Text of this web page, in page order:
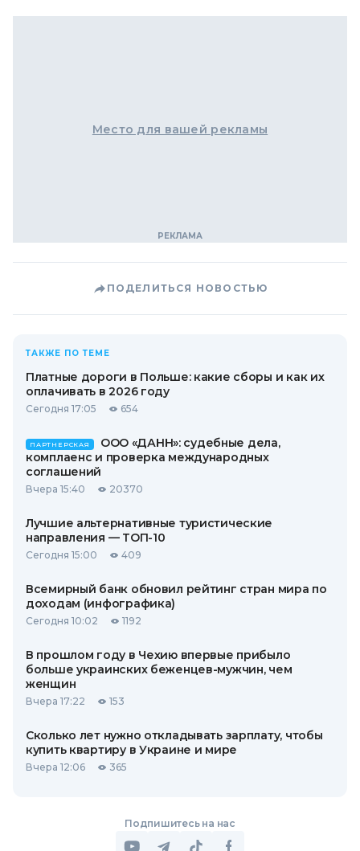
Место для вашей рекламы
ПОДЕЛИТЬСЯ НОВОСТЬЮ
ТАКЖЕ ПО ТЕМЕ
Платные дороги в Польше: какие сборы и как их
оплачивать в 2026 году
Сегодня 17:05 654
ПАРТНЕРСКАЯ
ООО «ДАНН»: судебные дела,
комплаенс и проверка международных
соглашений
Вчера 15:40 20370
Лучшие альтернативные туристические
направления — ТОП-10
Сегодня 15:00 409
Всемирный банк обновил рейтинг стран мира по
доходам (инфографика)
Сегодня 10:02 1192
В прошлом году в Чехию впервые прибыло
больше украинских беженцев-мужчин, чем
женщин
Вчера 17:22 153
Сколько лет нужно откладывать зарплату, чтобы
купить квартиру в Украине и мире
Вчера 12:06 365
Подпишитесь на нас